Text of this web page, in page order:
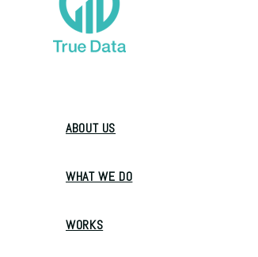
ABOUT US
WHAT WE DO
WORKS